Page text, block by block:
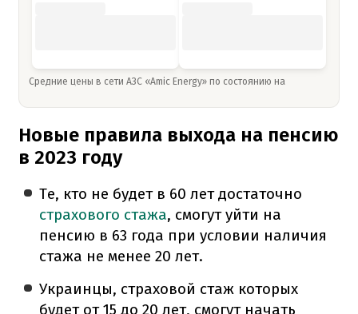
Средние цены в сети АЗС «Amic Energy» по состоянию на
Новые правила выхода на пенсию
в 2023 году
Те, кто не будет в 60 лет достаточно
страхового стажа, смогут уйти на
пенсию в 63 года при условии наличия
стажа не менее 20 лет.
Украинцы, страховой стаж которых
будет от 15 до 20 лет, смогут начать